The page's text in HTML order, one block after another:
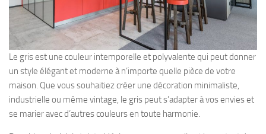
Le gris est une couleur intemporelle et polyvalente qui peut donner
un style élégant et moderne à n’importe quelle pièce de votre
maison. Que vous souhaitiez créer une décoration minimaliste,
industrielle ou même vintage, le gris peut s’adapter à vos envies et
se marier avec d’autres couleurs en toute harmonie.